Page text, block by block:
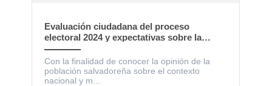
Evaluación ciudadana del proceso
electoral 2024 y expectativas sobre la
gestión gubernamental, legislativa y
municipal
Con la finalidad de conocer la opinión de la
población salvadoreña sobre el contexto
nacional y m...